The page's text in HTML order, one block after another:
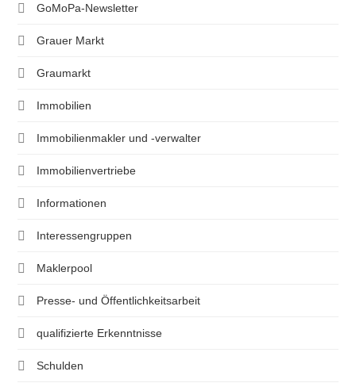
GoMoPa-Newsletter
Grauer Markt
Graumarkt
Immobilien
Immobilienmakler und -verwalter
Immobilienvertriebe
Informationen
Interessengruppen
Maklerpool
Presse- und Öffentlichkeitsarbeit
qualifizierte Erkenntnisse
Schulden